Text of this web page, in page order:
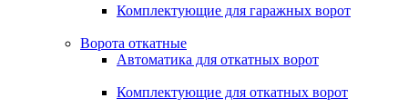
Комплектующие для гаражных ворот
Ворота откатные
Автоматика для откатных ворот
Комплектующие для откатных ворот